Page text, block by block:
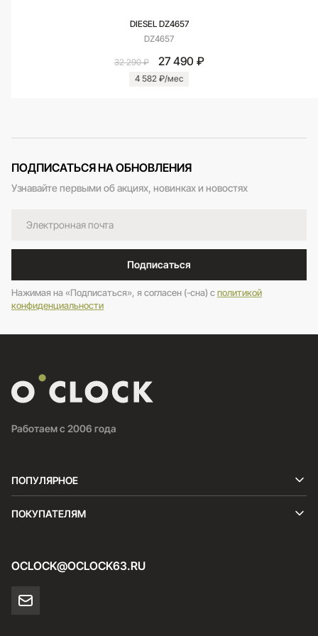
DIESEL DZ4657
DZ4657
32 290 ₽ 27 490 ₽
4 582 ₽/мес
ПОДПИСАТЬСЯ НА ОБНОВЛЕНИЯ
Узнавайте первыми об акциях, новинках и новостях
Подписаться
Нажимая на «Подписаться», я согласен (-сна) cполитикой
конфиденциальности
Работаем с 2006 года
ПОПУЛЯРНОЕ
ПОКУПАТЕЛЯМ
OCLOCK@OCLOCK63.RU